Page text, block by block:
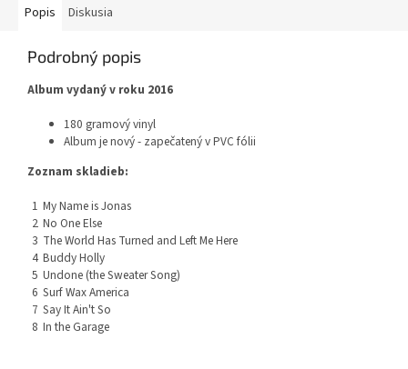
Popis Diskusia
Podrobný popis
Album vydaný v roku 2016
180 gramový vinyl
Album je nový - zapečatený v PVC fólii
Zoznam skladieb:
1 My Name is Jonas
2 No One Else
3 The World Has Turned and Left Me Here
4 Buddy Holly
5 Undone (the Sweater Song)
6 Surf Wax America
7 Say It Ain't So
8 In the Garage